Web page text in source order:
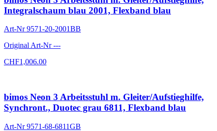
Integralschaum blau 2001, Flexband blau
Art-Nr9571-20-2001BB
Original Art-Nr---
CHF1,006.00
bimos Neon 3 Arbeitsstuhl m. Gleiter/Aufstieghilfe,
Synchront., Duotec grau 6811, Flexband blau
Art-Nr9571-68-6811GB